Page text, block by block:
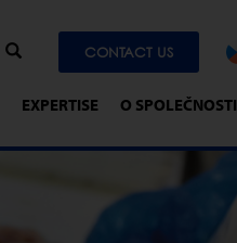
CONTACT US
EXPERTISE O SPOLEČNOSTI